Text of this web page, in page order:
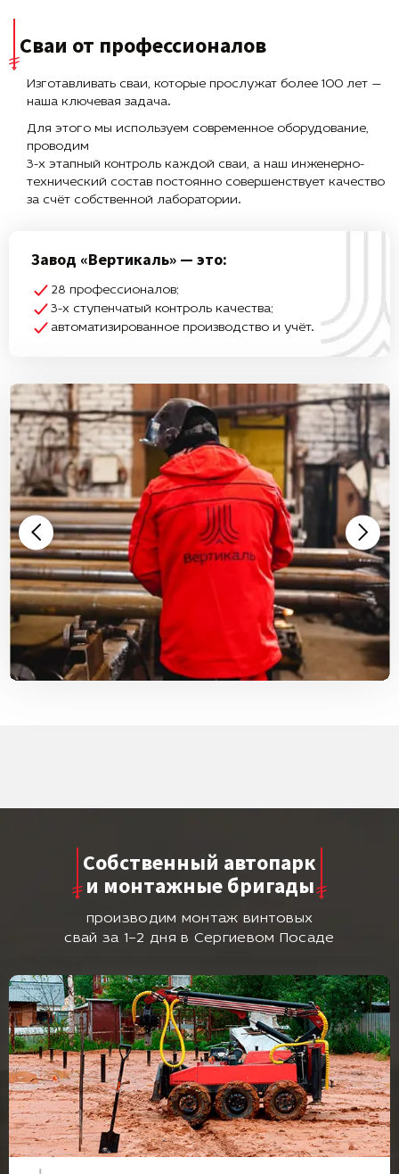
Сваи от профессионалов
Изготавливать сваи, которые прослужат более 100 лет —
наша ключевая задача.
Для этого мы используем современное оборудование,
проводим
3-х этапный контроль каждой сваи, а наш инженерно-
технический состав постоянно совершенствует качество
за счёт собственной лаборатории.
Завод «Вертикаль» — это:
28 профессионалов;
3-х ступенчатый контроль качества;
автоматизированное производство и учёт.
Собственный автопарк
и монтажные бригады
производим монтаж винтовых
свай за 1–2 дня в Сергиевом Посаде